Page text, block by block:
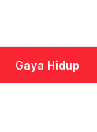
Gaya Hidup